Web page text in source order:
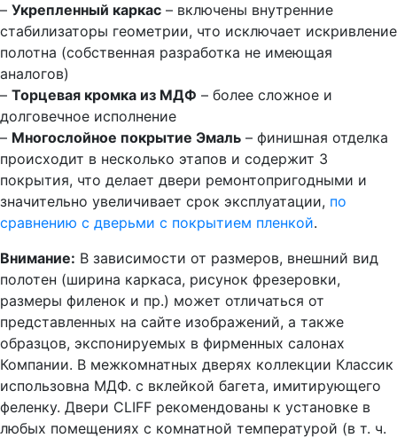
– Укрепленный каркас – включены внутренние
стабилизаторы геометрии, что исключает искривление
полотна (собственная разработка не имеющая
аналогов)
– Торцевая кромка из МДФ – более сложное и
долговечное исполнение
– Многослойное покрытие Эмаль – финишная отделка
происходит в несколько этапов и содержит 3
покрытия, что делает двери ремонтопригодными и
значительно увеличивает срок эксплуатации, по
сравнению с дверьми с покрытием пленкой.
Внимание: В зависимости от размеров, внешний вид
полотен (ширина каркаса, рисунок фрезеровки,
размеры филенок и пр.) может отличаться от
представленных на сайте изображений, а также
образцов, экспонируемых в фирменных салонах
Компании. В межкомнатных дверях коллекции Классик
использовна МДФ. с вклейкой багета, имитирующего
феленку. Двери CLIFF рекомендованы к установке в
любых помещениях с комнатной температурой (в т. ч.